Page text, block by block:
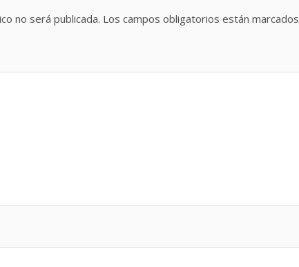
no será publicada. Los campos obligatorios están marcados